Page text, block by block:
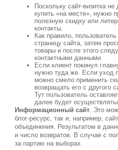
Поскольку сайт-визитка
купить «на месте», нужно
полезную скидку или
контакты.
Как правило,
страницу сайта, затем
товары и после этого
контактными данными.
Если клиент покинул
нужно туда же. Если уход
можно смело применить
возвращать его с другого
Тут пользователь
далее будет
Информационный сайт. Это
блог-ресурс, так и, например,
объединения. Результатом в
и число возвратов. В случае с
за партию на выборах.